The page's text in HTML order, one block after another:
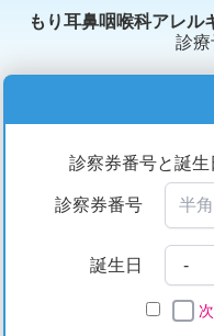
もり耳鼻咽喉科アレル
診療
診察券番号と誕生
診察券番号
誕生日